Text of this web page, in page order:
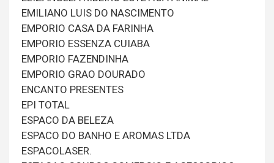
EMILIANO LUIS DO NASCIMENTO
EMPORIO CASA DA FARINHA
EMPORIO ESSENZA CUIABA
EMPORIO FAZENDINHA
EMPORIO GRAO DOURADO
ENCANTO PRESENTES
EPI TOTAL
ESPACO DA BELEZA
ESPACO DO BANHO E AROMAS LTDA
ESPACOLASER.